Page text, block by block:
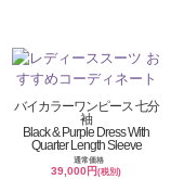
バイカラーワンピース 七分
袖
Black & Purple Dress With
Quarter Length Sleeve
通常価格
39,000円(税別)